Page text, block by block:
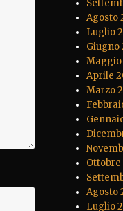
Agosto
Luglio
Giugno
Maggio
Aprile
Marzo
Ottobre
Agosto
Luglio